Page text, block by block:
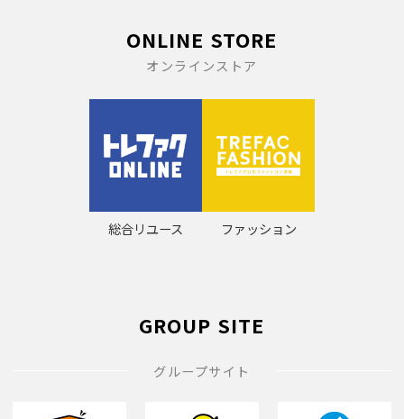
ONLINE STORE
オンラインストア
総合リユース ファッション
GROUP SITE
グループサイト